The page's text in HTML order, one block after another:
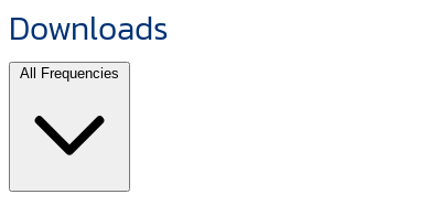
Downloads
All Frequencies